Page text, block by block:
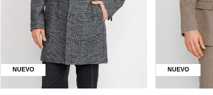
NUEVO NUEVO